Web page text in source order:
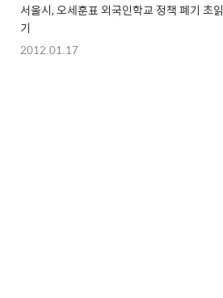
서울시, 오세훈표 외국인학교 정책 폐기 초읽
기
2012.01.17